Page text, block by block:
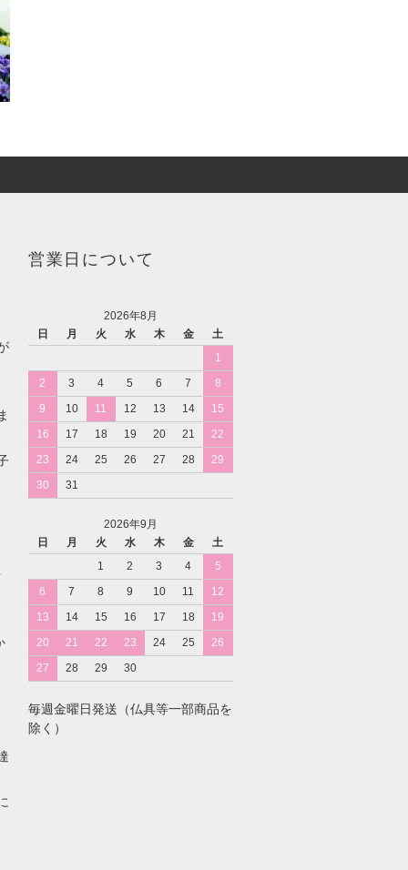
営業日について
2026年8月
日
月 火 水 木 金
土
1
2
3 4 5 6 7
8
9
10 11 12 13 14
15
16
17 18 19 20 21
22
23
24 25 26 27 28
29
30
31
2026年9月
日
月 火 水 木 金
土
1
2 3 4
5
6
7 8 9 10 11
12
13
14 15 16 17 18
19
20
21 22 23 24 25
26
27
28 29 30
毎週金曜日発送（仏具等一部商品を
除く）